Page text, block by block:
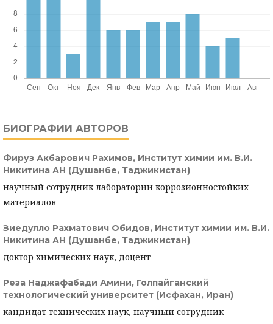
БИОГРАФИИ АВТОРОВ
Фируз Акбарович Рахимов, Институт химии им. В.И.
Никитина АН (Душанбе, Таджикистан)
научный сотрудник лаборатории коррозионностойких
материалов
Зиедулло Рахматович Обидов, Институт химии им. В.И.
Никитина АН (Душанбе, Таджикистан)
доктор химических наук, доцент
Реза Наджафабади Амини, Голпайганский
технологический университет (Исфахан, Иран)
кандидат технических наук, научный сотрудник